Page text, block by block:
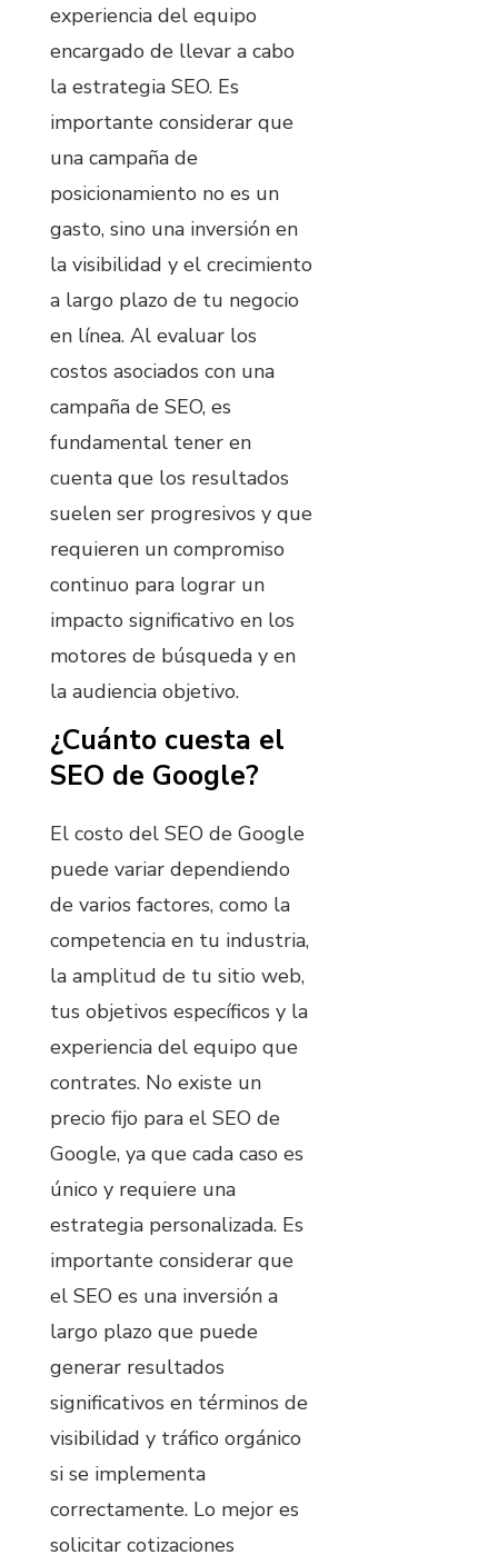
experiencia del equipo
encargado de llevar a cabo
la estrategia SEO. Es
importante considerar que
una campaña de
posicionamiento no es un
gasto, sino una inversión en
la visibilidad y el crecimiento
a largo plazo de tu negocio
en línea. Al evaluar los
costos asociados con una
campaña de SEO, es
fundamental tener en
cuenta que los resultados
suelen ser progresivos y que
requieren un compromiso
continuo para lograr un
impacto significativo en los
motores de búsqueda y en
la audiencia objetivo.
¿Cuánto cuesta el
SEO de Google?
El costo del SEO de Google
puede variar dependiendo
de varios factores, como la
competencia en tu industria,
la amplitud de tu sitio web,
tus objetivos específicos y la
experiencia del equipo que
contrates. No existe un
precio fijo para el SEO de
Google, ya que cada caso es
único y requiere una
estrategia personalizada. Es
importante considerar que
el SEO es una inversión a
largo plazo que puede
generar resultados
significativos en términos de
visibilidad y tráfico orgánico
si se implementa
correctamente. Lo mejor es
solicitar cotizaciones